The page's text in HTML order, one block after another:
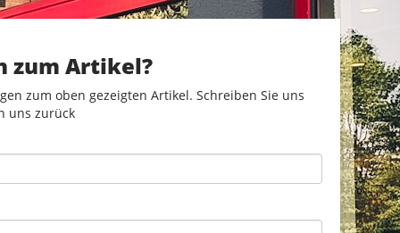
zum Artikel?
zum oben gezeigten Artikel. Schreiben Sie uns
uns zurück